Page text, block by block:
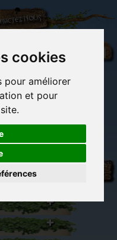
cookies
pour améliorer
et pour
nous
Activités
détente et jeux
Objets déco et